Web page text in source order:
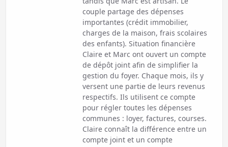
couple partage des dépenses
importantes (crédit immobilier,
charges de la maison, frais scolaires
des enfants). Situation financière
Claire et Marc ont ouvert un compte
de dépôt joint afin de simplifier la
gestion du foyer. Chaque mois, ils y
versent une partie de leurs revenus
respectifs. Ils utilisent ce compte
pour régler toutes les dépenses
communes : loyer, factures, courses.
Claire connaît la différence entre un
compte joint et un compte